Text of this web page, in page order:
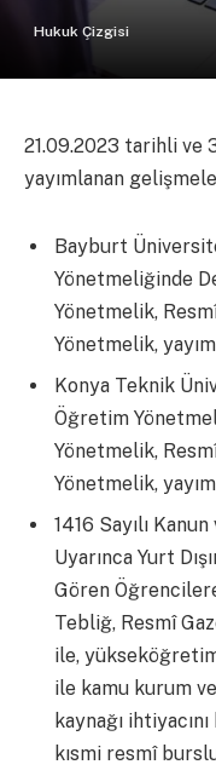
Hukuk Çizgisi
21.09.2023 tarihli ve
yayımlanan
Bayburt
Yönetmeliğinde
Yönetmelik,
Yönetmelik,
Konya Teknik
Öğretim
Yönetmelik,
Yönetmelik,
1416 Sayılı
Uyarınca Yurt
Gören
Tebliğ, Resmî
ile,
ile kamu kurum
kaynağı
kısmi resmî